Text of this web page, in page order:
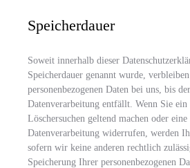
Speicherdauer
Soweit innerhalb dieser
Speicherdauer genannt wurde,
personenbezogenen Daten bei uns, bis
Datenverarbeitung entfällt. Wenn Sie ein
Löschersuchen geltend machen oder
Datenverarbeitung widerrufen, werden
sofern wir keine anderen rechtlich
Speicherung Ihrer personenbezogenen